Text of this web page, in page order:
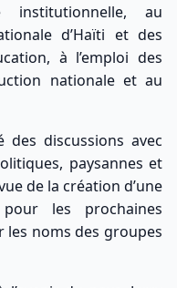
au
d’Haïti et des
à l’emploi des
nationale et au
discussions avec
paysannes et
de la création d’une
les prochaines
les noms des groupes